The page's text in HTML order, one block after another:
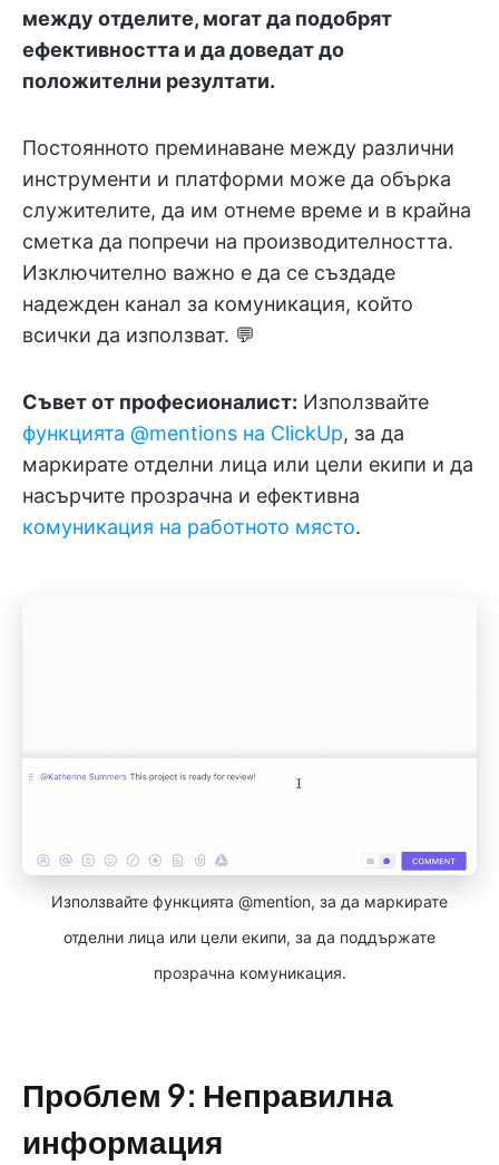
между отделите, могат да подобрят
ефективността и да доведат до
положителни резултати.
Постоянното преминаване между различни
инструменти и платформи може да обърка
служителите, да им отнеме време и в крайна
сметка да попречи на производителността.
Изключително важно е да се създаде
надежден канал за комуникация, който
всички да използват. 💬
Съвет от професионалист: Използвайте
функцията @mentions на ClickUp, за да
маркирате отделни лица или цели екипи и да
насърчите прозрачна и ефективна
комуникация на работното място.
Използвайте функцията @mention, за да маркирате
отделни лица или цели екипи, за да поддържате
прозрачна комуникация.
Проблем 9: Неправилна
информация